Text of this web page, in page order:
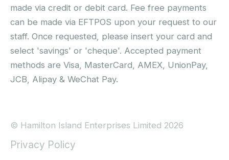
made via credit or debit card. Fee free payments
can be made via EFTPOS upon your request to our
staff. Once requested, please insert your card and
select 'savings' or 'cheque'. Accepted payment
methods are Visa, MasterCard, AMEX, UnionPay,
JCB, Alipay & WeChat Pay.
© Hamilton Island Enterprises Limited 2026
Privacy Policy